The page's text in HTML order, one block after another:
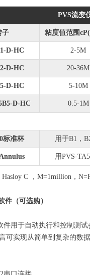
PVS流变
子 粘度值范围
D-HC 2-5M
D-HC 20-36M
D-HC 5-10M
D-HC 0.5-1M
标准杯 用于B1，
用PVS-
Hasloy C ，M=1million，
件（可选购）
件用于自动执行和控制测
可实现从简单到复杂的数